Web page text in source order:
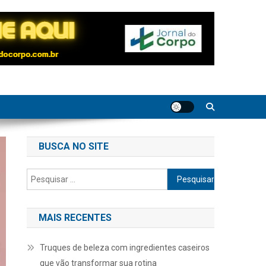
BUSCA NO SITE
Pesquisar
por:
MAIS RECENTES
Truques de beleza com ingredientes caseiros
que vão transformar sua rotina